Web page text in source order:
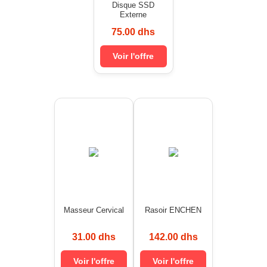
Disque SSD
Externe
75.00 dhs
Voir l'offre
Masseur Cervical
31.00 dhs
Voir l'offre
Rasoir ENCHEN
142.00 dhs
Voir l'offre